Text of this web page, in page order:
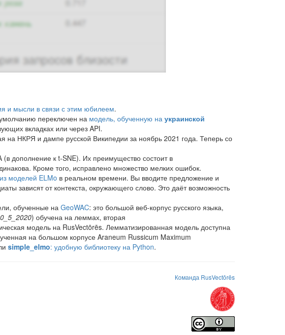
и мысли в связи с этим юбилеем.
переключен на модель, обученную на украинской
вкладках или через API.
на НКРЯ и дампе русской Википедии за ноябрь 2021 года. Теперь со
дополнение к t-SNE). Их преимущество состоит в
Кроме того, исправлено множество мелких ошибок.
моделей ELMo в реальном времени. Вы вводите предложение и
зависят от контекста, окружающего слово. Это даёт возможность
обученные на GeoWAC: это большой веб-корпус русского языка,
) обучена на леммах, вторая
модель на RusVectōrēs. Лемматизированная модель доступна
на большом корпусе Araneum Russicum Maximum
simple_elmo: удобную библиотеку на Python.
слова. Для
ассоциатов. Это позволяет гибко
Команда RusVectōrēs